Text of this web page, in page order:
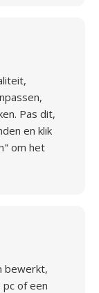
Pas dit,
en klik
om het
bewerkt,
pc of een